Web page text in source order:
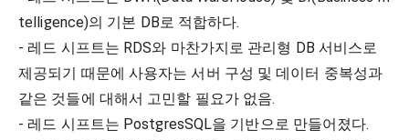
telligence)의 기본 DB로 적합하다.
- 레드 시프트는 RDS와 마찬가지로 관리형 DB 서비스로
제공되기 때문에 사용자는 서버 구성 및 데이터 중복성과
같은 것들에 대해서 고민할 필요가 없음.
- 레드 시프트는 PostgresSQL을 기반으로 만들어졌다.